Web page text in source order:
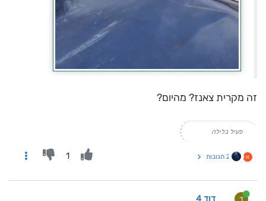
זה מקרית צאנז? מהיום?
פעיל בלילה
א 2 תגובות 1
ד דוד 4